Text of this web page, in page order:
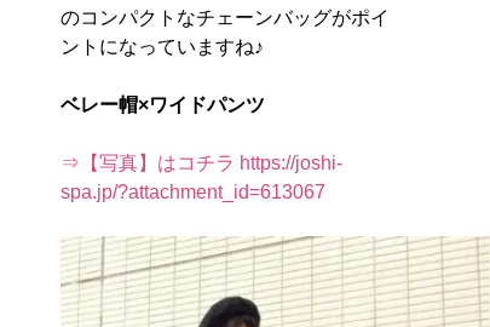
のコンパクトなチェーンバッグがポイ
ントになっていますね♪
ベレー帽×ワイドパンツ
⇒【写真】はコチラ https://joshi-
spa.jp/?attachment_id=613067